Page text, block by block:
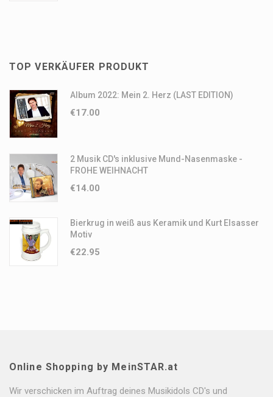
TOP VERKÄUFER PRODUKT
Album 2022: Mein 2. Herz (LAST EDITION)
€17.00
2 Musik CD's inklusive Mund-Nasenmaske -
FROHE WEIHNACHT
€14.00
Bierkrug in weiß aus Keramik und Kurt Elsasser
Motiv
€22.95
Online Shopping by MeinSTAR.at
Wir verschicken im Auftrag deines Musikidols CD's und